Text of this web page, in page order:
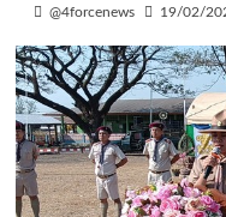
@4forcenews 19/02/